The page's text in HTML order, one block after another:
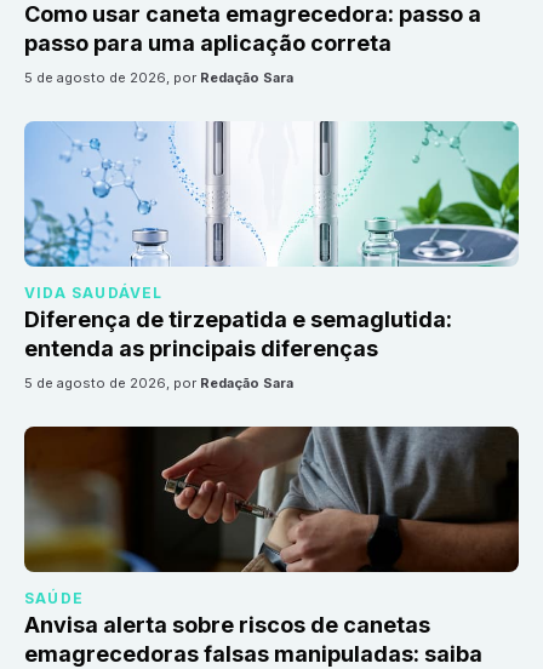
Como usar caneta emagrecedora: passo a
passo para uma aplicação correta
5 de agosto de 2026, por Redação Sara
VIDA SAUDÁVEL
Diferença de tirzepatida e semaglutida:
entenda as principais diferenças
5 de agosto de 2026, por Redação Sara
SAÚDE
Anvisa alerta sobre riscos de canetas
emagrecedoras falsas manipuladas: saiba